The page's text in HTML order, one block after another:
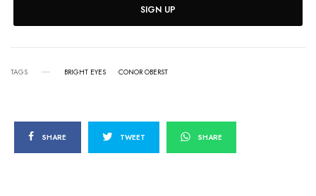
SIGN UP
TAGS BRIGHT EYES CONOR OBERST
SHARE TWEET SHARE